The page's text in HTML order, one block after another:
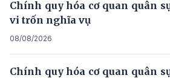
Chính quy hóa cơ quan quân
vi trốn nghĩa vụ
08/08/2026
Chính quy hóa cơ quan quân